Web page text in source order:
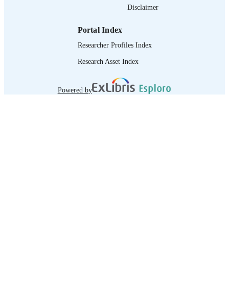
Disclaimer
Portal Index
Researcher Profiles Index
Research Asset Index
Powered by